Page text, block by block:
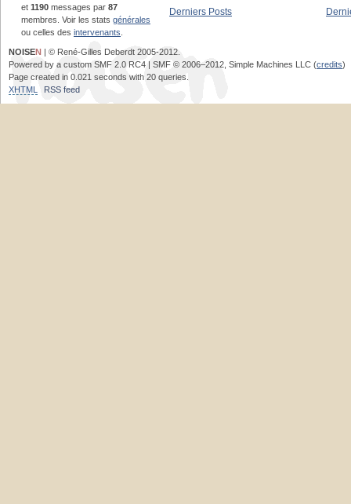
et 1190 messages par 87
membres. Voir les stats générales
ou celles des intervenants
Derniers Posts
NOISEN | © René-Gilles Deberdt 2005-2012.
Powered by a custom SMF 2.0 RC4 | SMF © 2006–2012, Simple Machines LLC (credits)
Page created in 0.021 seconds with 20 queries.
XHTML
RSS feed